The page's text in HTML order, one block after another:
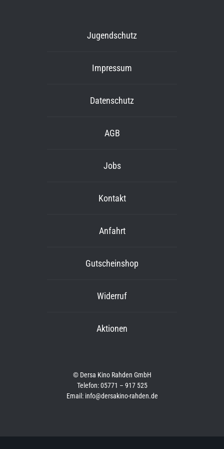
Jugendschutz
Impressum
Datenschutz
AGB
Jobs
Kontakt
Anfahrt
Gutscheinshop
Widerruf
Aktionen
© Dersa Kino Rahden GmbH
Telefon: 05771 – 917 525
Email: info@dersakino-rahden.de